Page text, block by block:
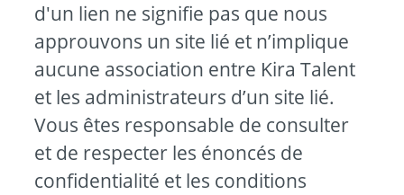
d'un lien ne signifie pas que nous
approuvons un site lié et n’implique
aucune association entre Kira Talent
et les administrateurs d’un site lié.
Vous êtes responsable de consulter
et de respecter les énoncés de
confidentialité et les conditions